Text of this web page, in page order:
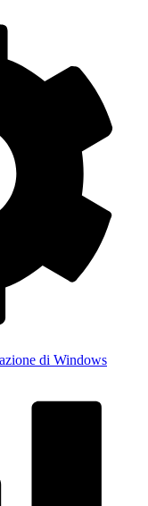
di Windows